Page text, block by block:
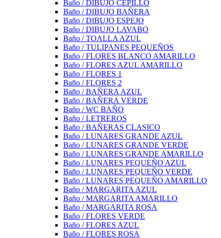
Baño / DIBUJO CEPILLO
Baño / DIBUJO BAÑERA
Baño / DIBUJO ESPEJO
Baño / DIBUJO LAVABO
Baño / TOALLA AZUL
Baño / TULIPANES PEQUEÑOS
Baño / FLORES BLANCO AMARILLO
Baño / FLORES AZUL AMARILLO
Baño / FLORES 1
Baño / FLORES 2
Baño / BAÑERA AZUL
Baño / BAÑERA VERDE
Baño / WC BAÑO
Baño / LETREROS
Baño / BAÑERAS CLASICO
Baño / LUNARES GRANDE AZUL
Baño / LUNARES GRANDE VERDE
Baño / LUNARES GRANDE AMARILLO
Baño / LUNARES PEQUEÑO AZUL
Baño / LUNARES PEQUEÑO VERDE
Baño / LUNARES PEQUEÑO AMARILLO
Baño / MARGARITA AZUL
Baño / MARGARITA AMARILLO
Baño / MARGARITA ROSA
Baño / FLORES VERDE
Baño / FLORES AZUL
Baño / FLORES ROSA